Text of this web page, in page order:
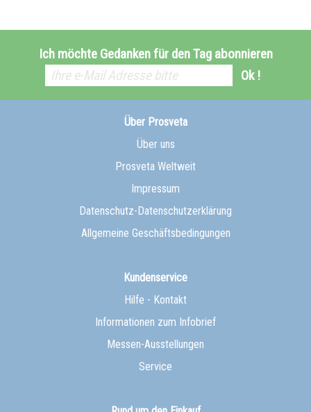
Ich möchte Gedanken für den Tag abonnieren
Ok !
Über Prosveta
Über uns
Prosveta Weltweit
Impressum
Datenschutz-Datenschutzerklärung
Allgemeine Geschäftsbedingungen
Kundenservice
Hilfe - Kontakt
Informationen zum Infobrief
Messen-Ausstellungen
Service